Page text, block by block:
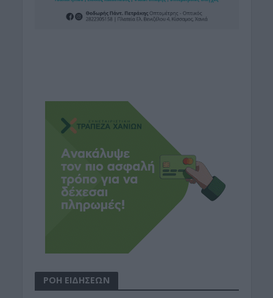
ΡΟΗ ΕΙΔΗΣΕΩΝ